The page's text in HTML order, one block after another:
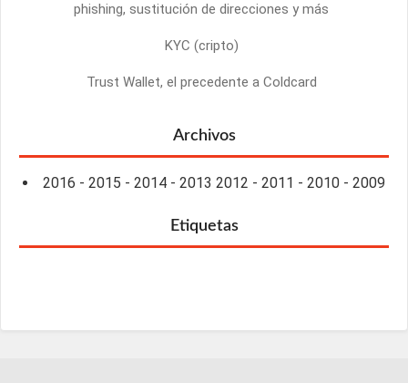
phishing, sustitución de direcciones y más
KYC (cripto)
Trust Wallet, el precedente a Coldcard
Archivos
2016 - 2015 - 2014 - 2013 2012 - 2011 - 2010 - 2009
Etiquetas